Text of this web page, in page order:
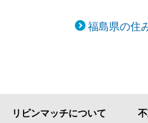
福島県の住
リビンマッチについて